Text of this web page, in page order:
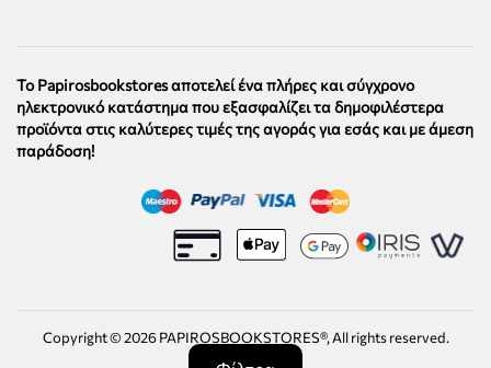
Το Papirosbookstores αποτελεί ένα πλήρες και σύγχρονο
ηλεκτρονικό κατάστημα που εξασφαλίζει τα δημοφιλέστερα
προϊόντα στις καλύτερες τιμές της αγοράς για εσάς και με άμεση
παράδοση!
Copyright ©2026PAPIROSBOOKSTORES®, All rights reserved.